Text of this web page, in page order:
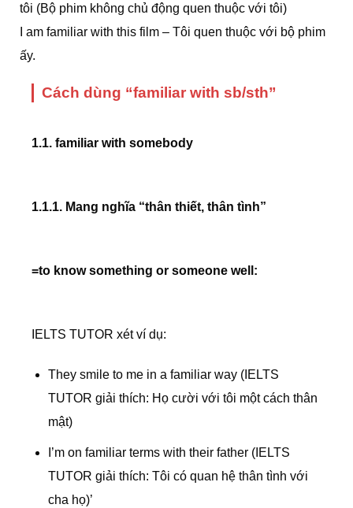
tôi (Bộ phim không chủ động quen thuộc với tôi)
I am familiar with this film – Tôi quen thuộc với bộ phim
ấy.
Cách dùng “familiar with sb/sth”
1.1. familiar with somebody
1.1.1. Mang nghĩa “thân thiết, thân tình”
=to know something or someone well:
IELTS TUTOR xét ví dụ:
They smile to me in a familiar way (IELTS
TUTOR giải thích: Họ cười với tôi một cách thân
mật)
I’m on familiar terms with their father (IELTS
TUTOR giải thích: Tôi có quan hệ thân tình với
cha họ)’